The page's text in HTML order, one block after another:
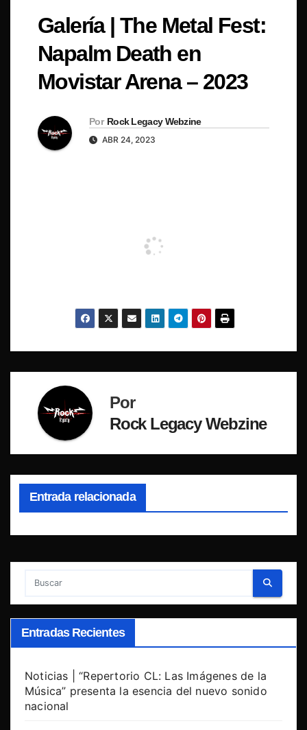
Galería | The Metal Fest:
Napalm Death en
Movistar Arena – 2023
Por Rock Legacy Webzine
ABR 24, 2023
Por
Rock Legacy Webzine
Entrada relacionada
Entradas Recientes
Noticias | “Repertorio CL: Las Imágenes de la
Música” presenta la esencia del nuevo sonido
nacional